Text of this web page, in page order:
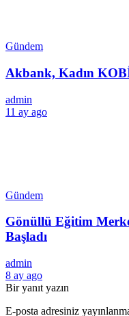
Gündem
Akbank, Kadın
admin
11 ay ago
Gündem
Gönüllü Eğitim
Başladı
admin
8 ay ago
Bir yanıt yazın
E-posta adresiniz